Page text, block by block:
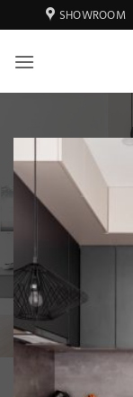
al
contenido
SHOWROOM